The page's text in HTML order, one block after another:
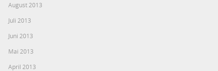
August 2013
Juli 2013
Juni 2013
Mai 2013
April 2013